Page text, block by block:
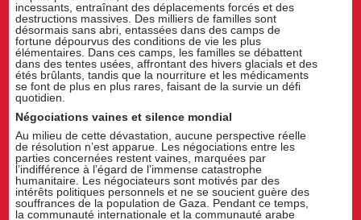
incessants, entraînant des déplacements forcés et des
destructions massives. Des milliers de familles sont
désormais sans abri, entassées dans des camps de
fortune dépourvus des conditions de vie les plus
élémentaires. Dans ces camps, les familles se débattent
dans des tentes usées, affrontant des hivers glacials et des
étés brûlants, tandis que la nourriture et les médicaments
se font de plus en plus rares, faisant de la survie un défi
quotidien.
Négociations vaines et silence mondial
Au milieu de cette dévastation, aucune perspective réelle
de résolution n’est apparue. Les négociations entre les
parties concernées restent vaines, marquées par
l’indifférence à l’égard de l’immense catastrophe
humanitaire. Les négociateurs sont motivés par des
intérêts politiques personnels et ne se soucient guère des
souffrances de la population de Gaza. Pendant ce temps,
la communauté internationale et la communauté arabe